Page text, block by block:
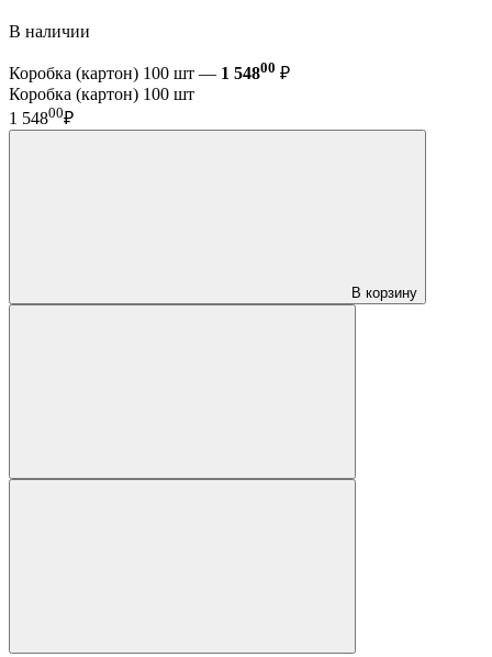
В наличии
Коробка (картон) 100 шт — 1 54800 ₽
Коробка (картон) 100 шт
1 54800₽
В корзину